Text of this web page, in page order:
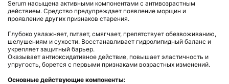
Serum насыщена активными компонентами с антивозрастным
действием. Средство предупреждает появление морщин и
проявление других признаков старения.
Глубоко увлажняет, питает, смягчает, препятствует обезвоживанию,
шелушениям и сухости. Восстанавливает гидролипидный баланс и
укрепляет защитный барьер.
Оказывает антиоксидативное действие, повышает эластичность и
упругость, борется с первыми признаками возрастных изменений.
Основные действующие компоненты: